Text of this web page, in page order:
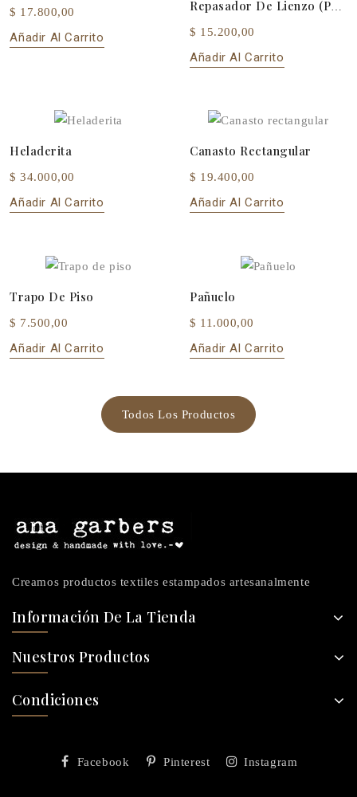
$ 17.800,00
Añadir Al Carrito $ 15.200,00
Añadir Al Carrito
Heladerita
$ 34.000,00
Añadir Al Carrito
Canasto Rectangular
$ 19.400,00
Añadir Al Carrito
Trapo De Piso
$ 7.500,00
Añadir Al Carrito
Pañuelo
$ 11.000,00
Añadir Al Carrito
Todos Los Productos
Creamos productos textiles estampados artesanalmente
Información De La Tienda
Nuestros Productos
Condiciones
Facebook Pinterest Instagram